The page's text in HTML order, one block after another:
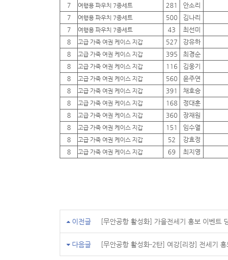
7
여행용 파우치 7종세트 281 안소리
7
여행용 파우치 7종세트 500 김나리
7
여행용 파우치 7종세트 43 최선미
8
고급 가죽 여권 케이스 지갑 527 강유하
8
고급 가죽 여권 케이스 지갑 395 최경순
8
고급 가죽 여권 케이스 지갑 116 김웅기
8
고급 가죽 여권 케이스 지갑 560 윤주연
8
고급 가죽 여권 케이스 지갑 391 채호승
8
고급 가죽 여권 케이스 지갑 168 정대훈
8
고급 가죽 여권 케이스 지갑 360 장재원
8
고급 가죽 여권 케이스 지갑 151 임수열
8
고급 가죽 여권 케이스 지갑 52 강효정
8
고급 가죽 여권 케이스 지갑 69 최지영
이전글 [무안공항 활성화] 가을전세기 홍보 이벤트
다음글 [무안공항 활성화-2탄] 여강[리장] 전세기